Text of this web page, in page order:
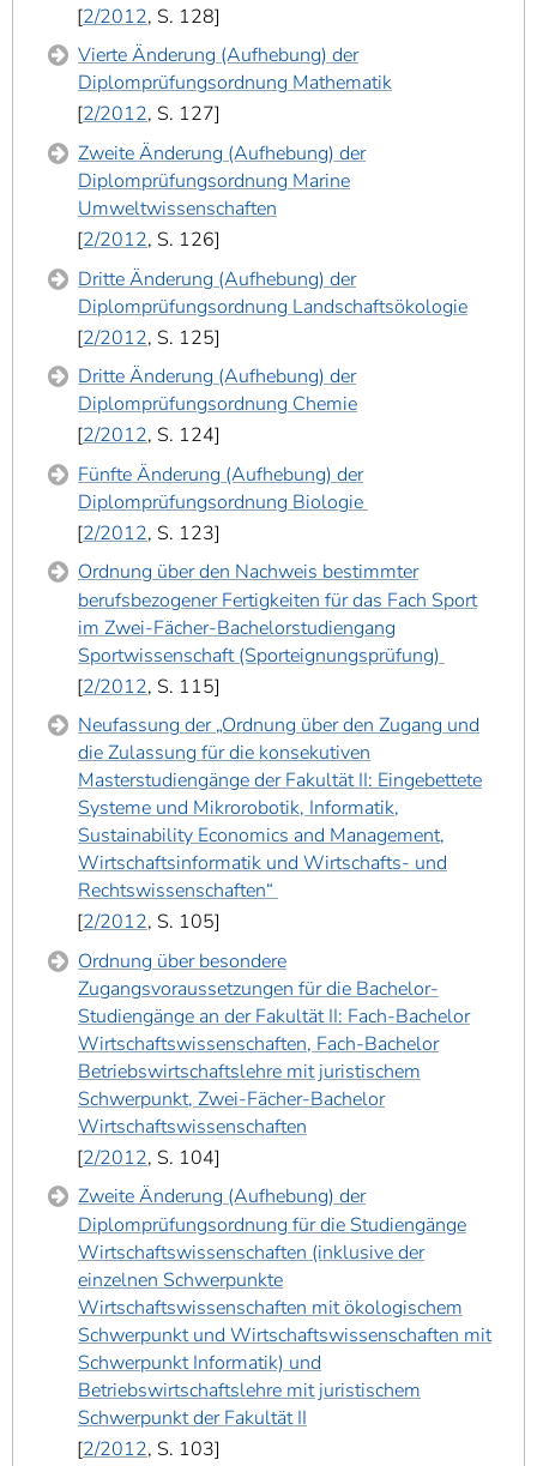
2/2012, S. 128
Vierte Änderung (Aufhebung) der
Diplomprüfungsordnung Mathematik
2/2012, S. 127
Zweite Änderung (Aufhebung) der
Diplomprüfungsordnung Marine
Umweltwissenschaften
2/2012, S. 126
Dritte Änderung (Aufhebung) der
Diplomprüfungsordnung Landschaftsökologie
2/2012, S. 125
Dritte Änderung (Aufhebung) der
Diplomprüfungsordnung Chemie
2/2012, S. 124
Fünfte Änderung (Aufhebung) der
Diplomprüfungsordnung Biologie
2/2012, S. 123
Ordnung über den Nachweis bestimmter
berufsbezogener Fertigkeiten für das Fach Sport
im Zwei-Fächer-Bachelorstudiengang
Sportwissenschaft (Sporteignungsprüfung)
2/2012, S. 115
Neufassung der „Ordnung über den Zugang und
die Zulassung für die konsekutiven
Masterstudiengänge der Fakultät II: Eingebettete
Systeme und Mikrorobotik, Informatik,
Sustainability Economics and Management,
Wirtschaftsinformatik und Wirtschafts- und
Rechtswissenschaften“
2/2012, S. 105
Ordnung über besondere
Zugangsvoraussetzungen für die Bachelor-
Studiengänge an der Fakultät II: Fach-Bachelor
Wirtschaftswissenschaften, Fach-Bachelor
Betriebswirtschaftslehre mit juristischem
Schwerpunkt, Zwei-Fächer-Bachelor
Wirtschaftswissenschaften
2/2012, S. 104
Zweite Änderung (Aufhebung) der
Diplomprüfungsordnung für die Studiengänge
Wirtschaftswissenschaften (inklusive der
einzelnen Schwerpunkte
Wirtschaftswissenschaften mit ökologischem
Schwerpunkt und Wirtschaftswissenschaften mit
Schwerpunkt Informatik) und
Betriebswirtschaftslehre mit juristischem
Schwerpunkt der Fakultät II
2/2012, S. 103